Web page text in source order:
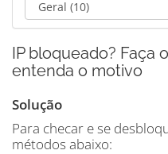
IP bloqueado? Faça
entenda o motivo
Solução
Para checar e se
métodos abaixo: